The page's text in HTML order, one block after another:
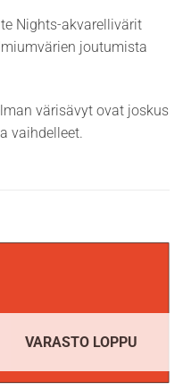
Nights-akvarellivärit
joutumista
värisävyt ovat joskus
vaihdelleet.
VARASTO LOPPU